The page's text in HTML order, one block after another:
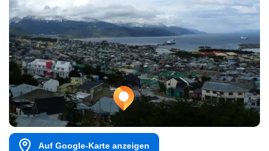
Auf Google-Karte anzeigen